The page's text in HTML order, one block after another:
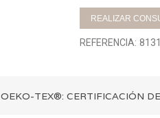
REALIZAR
REFERENCIA: 8131
OEKO-TEX®: CERTIFICACIÓN